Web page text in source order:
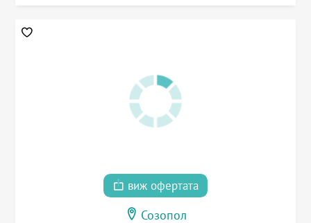
виж офертата
Созопол